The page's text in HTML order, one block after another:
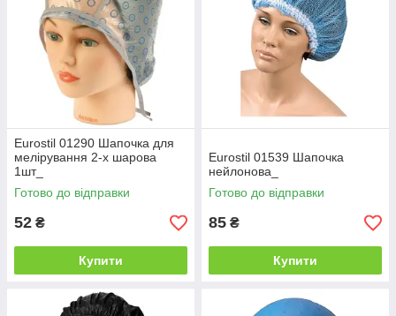
Eurostil 01290 Шапочка для
мелірування 2-х шарова
1шт_
Готово до відправки
52 ₴
Купити
Eurostil 01539 Шапочка
нейлонова_
Готово до відправки
85 ₴
Купити